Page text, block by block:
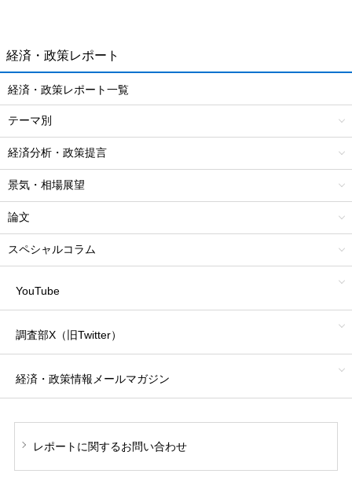
経済・政策レポート
経済・政策レポート一覧
テーマ別
経済分析・政策提言
景気・相場展望
論文
スペシャルコラム
YouTube
調査部X（旧Twitter）
経済・政策情報 メールマガジン
レポートに関するお問い合わせ